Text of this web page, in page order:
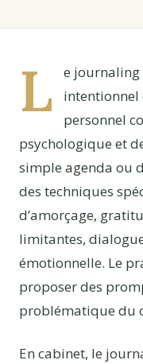
L
e journaling
personnel
psychologique et
simple agenda ou
des techniques
d’amorçage,
limitantes,
émotionnelle. Le
proposer des
problématique du
En cabinet, le